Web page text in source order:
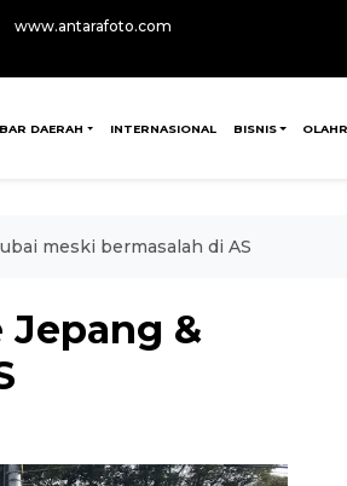
www.antarafoto.com
DAERAH INTERNASIONAL BISNIS
meski bermasalah di AS
&